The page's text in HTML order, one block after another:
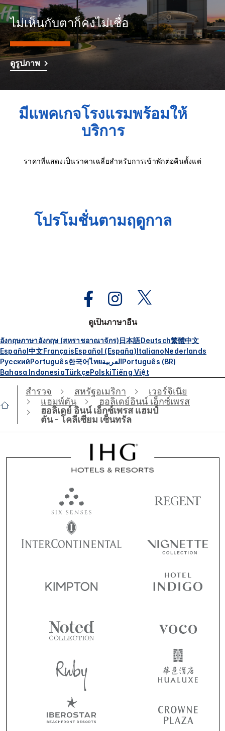
ไม่เห็นกับตาก็คงไม่เชื่อ
ดูรูปภาพ
มีแพคเกจโรงแรมพร้อมให้
บริการ
ราคาที่แสดงเป็นราคาเฉลี่ยสำหรับการเข้าพักต่อคืนตั้งแต่
โปรโมชั่นตามฤดูกาล
ดูเป็นภาษาอื่น
อังกฤษภาษาอังกฤษ (สหราชอาณาจักร)日本語Deutsch繁體中文
Español中文FrançaisEspañol (España)ItalianoNederlands
РусскийPortuguês한국어ไทยالعربيةPortuguês (BR)
Bahasa IndonesiaTürkçePolskiTiếng Việt
สำรวจ สหรัฐอเมริกา
เวอร์จิเนีย
แฮมพ์ตัน
ฮอลิเดย์อินน์ เอ็กซ์เพรส
ฮอลิเดย์ อินน์ เอ็กซ์เพรส แฮมป์
ตัน - โคลีเซียม เซ็นทรัล